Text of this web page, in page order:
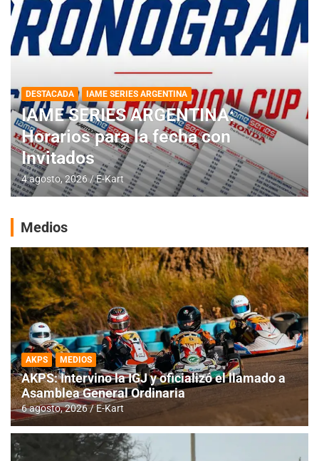
DESTACADA IAME SERIES ARGENTINA
IAME SERIES ARGENTINA:
Horarios para la fecha con
Invitados
4 agosto, 2026 E-Kart
Medios
AKPS MEDIOS
AKPS: Intervino la IGJ y oficializó el llamado a
Asamblea General Ordinaria
6 agosto, 2026 E-Kart